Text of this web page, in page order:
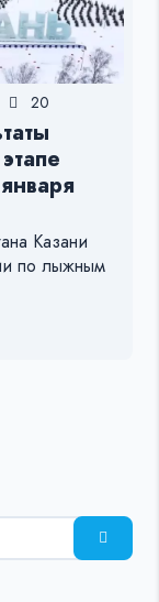
20
Казани
по лыжным